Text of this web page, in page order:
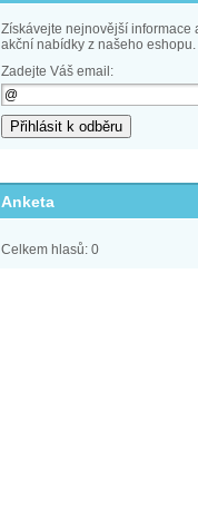
Získávejte nejnovější informace
akční nabídky z našeho eshopu.
Zadejte Váš email:
Anketa
Celkem hlasů: 0